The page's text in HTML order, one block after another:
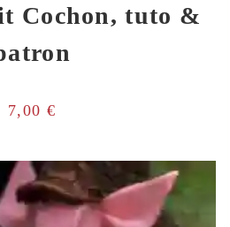
Cochon, tuto &
7,00 €